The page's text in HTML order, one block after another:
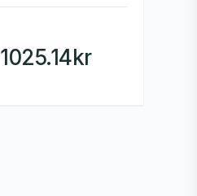
1025.14kr